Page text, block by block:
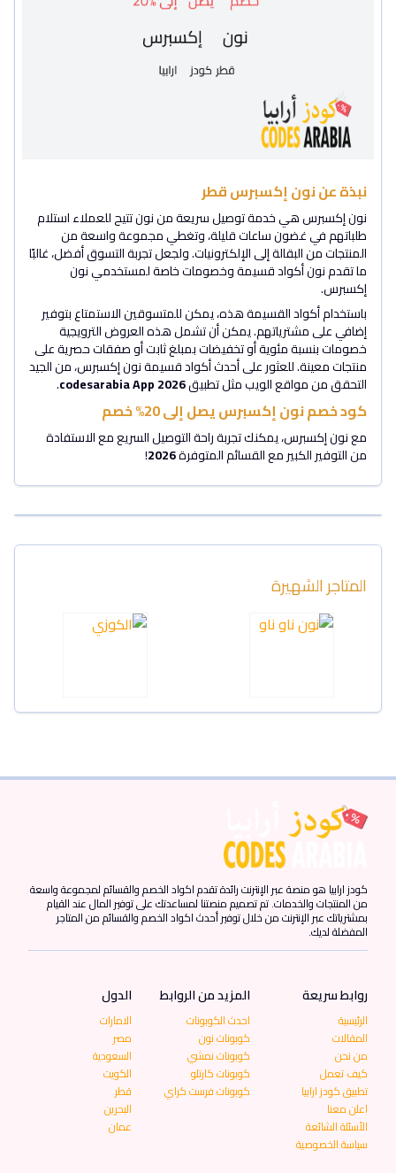
نبذة عن نون إكسبرس قطر
نون إكسبرس هي خدمة توصيل سريعة من نون تتيح للعملاء استلام
طلباتهم في غضون ساعات قليلة، وتغطي مجموعة واسعة من
المنتجات من البقالة إلى الإلكترونيات. ولجعل تجربة التسوق أفضل، غالبًا
ما تقدم نون أكواد قسيمة وخصومات خاصة لمستخدمي نون
إكسبرس.
باستخدام أكواد القسيمة هذه، يمكن للمتسوقين الاستمتاع بتوفير
إضافي على مشترياتهم. يمكن أن تشمل هذه العروض الترويجية
خصومات بنسبة مئوية أو تخفيضات بمبلغ ثابت أو صفقات حصرية على
منتجات معينة. للعثور على أحدث أكواد قسيمة نون إكسبرس، من الجيد
التحقق من مواقع الويب مثل تطبيق codesarabia App2026
.
كود خصم نون إكسبرس يصل إلى 20% خصم
مع نون إكسبرس، يمكنك تجربة راحة التوصيل السريع مع الاستفادة
من التوفير الكبير مع القسائم المتوفرة2026
!
المتاجر الشهيرة
كودز ارابيا هو منصة عبر الإنترنت رائدة تقدم اكواد الخصم والقسائم لمجموعة واسعة
من المنتجات والخدمات. تم تصميم منصتنا لمساعدتك على توفير المال عند القيام
بمشترياتك عبر الإنترنت من خلال توفير أحدث اكواد الخصم والقسائم من المتاجر
المفضلة لديك.
روابط سريعة
الرئيسية
المقالات
من نحن
كيف تعمل
تطبيق كودز ارابيا
اعلن معنا
الأسئلة الشائعة
سياسة الخصوصية
المزيد من الروابط
احدث الكوبونات
كوبونات نون
كوبونات نمشي
كوبونات كارتلو
كوبونات فرست كراي
الدول
الامارات
مصر
السعودية
الكويت
قطر
البحرين
عمان